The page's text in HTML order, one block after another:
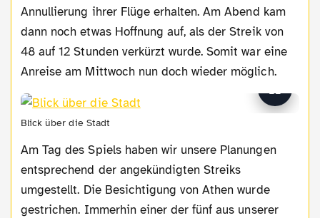
Annullierung ihrer Flüge erhalten. Am Abend kam
dann noch etwas Hoffnung auf, als der Streik von
48 auf 12 Stunden verkürzt wurde. Somit war eine
Anreise am Mittwoch nun doch wieder möglich.
Blick über die Stadt
Am Tag des Spiels haben wir unsere Planungen
entsprechend der angekündigten Streiks
umgestellt. Die Besichtigung von Athen wurde
gestrichen. Immerhin einer der fünf aus unserer